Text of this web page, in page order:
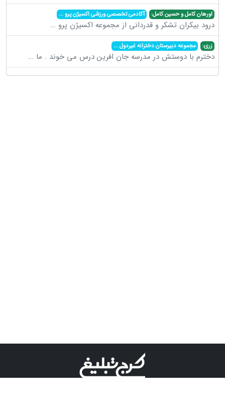
اورهان کامل و حسین کامل: آکادمی تخصصی ورزشی اکسیژن پرو...
درود بیکران تشکر و قدردانی از مجموعه اکسیژن پرو ...
زری: مجموعه دبیرستان دخترانه غیردول...
دخترم با دوستش در مدرسه جان افرین درس می خوند . ما ...